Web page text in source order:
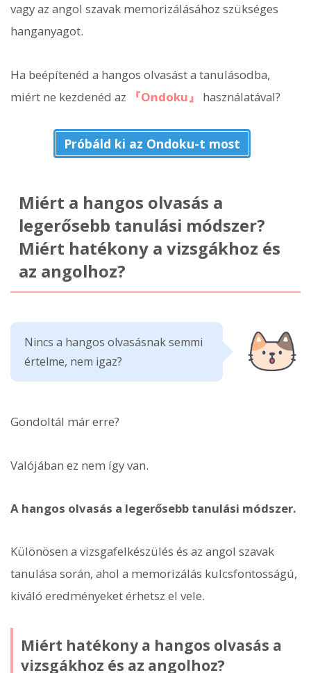
vagy az angol szavak memorizálásához szükséges
hanganyagot.
Ha beépítenéd a hangos olvasást a tanulásodba,
miért ne kezdenéd az
『Ondoku』 használatával?
Próbáld ki az Ondoku-t most
Miért a hangos olvasás a
legerősebb tanulási módszer?
Miért hatékony a vizsgákhoz és
az angolhoz?
Nincs a hangos olvasásnak semmi
értelme, nem igaz?
Gondoltál már erre?
Valójában ez nem így van.
A hangos olvasás a legerősebb tanulási módszer.
Különösen a vizsgafelkészülés és az angol szavak
tanulása során, ahol a memorizálás kulcsfontosságú,
kiváló eredményeket érhetsz el vele.
Miért hatékony a hangos olvasás a
vizsgákhoz és az angolhoz?